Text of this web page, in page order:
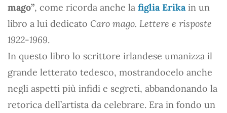
mago”, come ricorda anche la figlia Erikain un
libro a lui dedicato Caro mago. Lettere e risposte
1922-1969.
In questo libro lo scrittore irlandese umanizza il
grande letterato tedesco, mostrandocelo anche
negli aspetti più infidi e segreti, abbandonando la
retorica dell’artista da celebrare. Era in fondo un